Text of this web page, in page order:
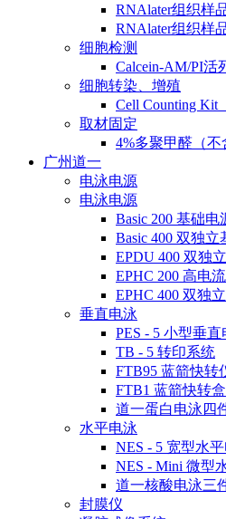
RNAlater组织样
RNAlater组织样
细胞检测
Calcein-AM/PI活
细胞转染、增殖
Cell Counting Kit
取材固定
4%多聚甲醛（不
广州道一
电泳电源
电泳电源
Basic 200 基础电
Basic 400 双独立
EPDU 400 双独
EPHC 200 高电
EPHC 400 双独
垂直电泳
PES - 5 小型垂直
TB - 5 转印系统
FTB95 蓝箭快转
FTB1 蓝箭快转盒
道一蛋白电泳四
水平电泳
NES - 5 宽型水
NES - Mini 微型
道一核酸电泳三
封膜仪